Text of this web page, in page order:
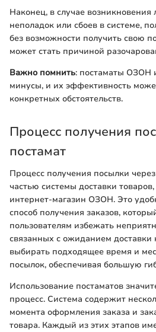
Наконец, в случае
неполадок или сбоев в системе,
без возможности получить свою
может стать причиной
Важно помнить: постаматы ОЗОН
минусы, и их эффективность
конкретных обстоятельств.
Процесс получения
постамат
Процесс получения посылки
частью системы доставки
интернет-магазин ОЗОН. Это
способ получения заказов,
пользователям избежать
связанных с ожиданием доставки
выбирать подходящее время и
посылок, обеспечивая большую
Использование постаматов
процесс. Система содержит
момента оформления заказа и
товара. Каждый из этих этапов